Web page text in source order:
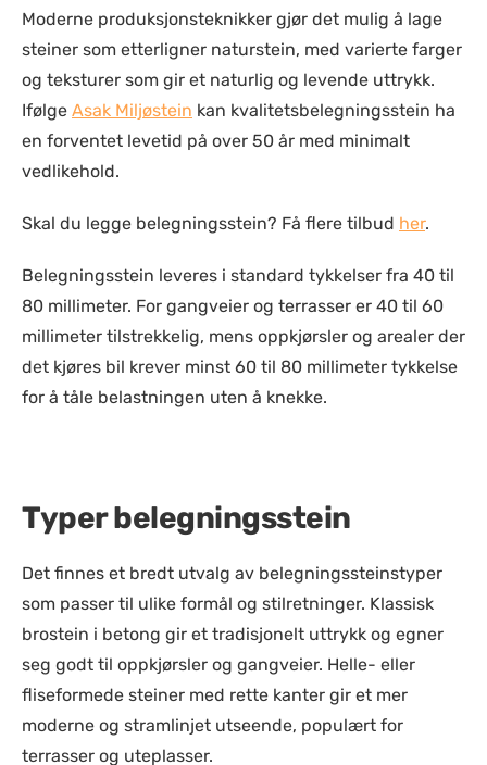
Moderne produksjonsteknikker gjør det mulig å lage
steiner som etterligner naturstein, med varierte farger
og teksturer som gir et naturlig og levende uttrykk.
Ifølge Asak Miljøstein kan kvalitetsbelegningsstein ha
en forventet levetid på over 50 år med minimalt
vedlikehold.
Skal du legge belegningsstein? Få flere tilbud her.
Belegningsstein leveres i standard tykkelser fra 40 til
80 millimeter. For gangveier og terrasser er 40 til 60
millimeter tilstrekkelig, mens oppkjørsler og arealer der
det kjøres bil krever minst 60 til 80 millimeter tykkelse
for å tåle belastningen uten å knekke.
Typer belegningsstein
Det finnes et bredt utvalg av belegningssteinstyper
som passer til ulike formål og stilretninger. Klassisk
brostein i betong gir et tradisjonelt uttrykk og egner
seg godt til oppkjørsler og gangveier. Helle- eller
fliseformede steiner med rette kanter gir et mer
moderne og stramlinjet utseende, populært for
terrasser og uteplasser.